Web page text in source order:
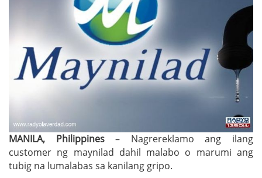
MANILA, Philippines– Nagrereklamo ang ilang
customer ng maynilad dahil malabo o marumi ang
tubig na lumalabas sa kanilang gripo.